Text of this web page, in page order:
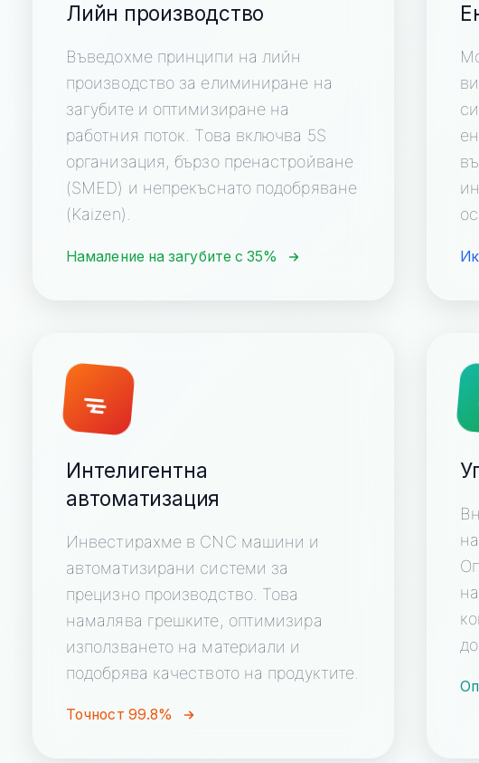
Лийн производство
Въведохме принципи на лийн
производство за елиминиране на
загубите и оптимизиране на
работния поток. Това включва 5S
организация, бързо пренастройване
(SMED) и непрекъснато подобряване
(Kaizen).
Намаление на загубите с 35%
Интелигентна
автоматизация
Инвестирахме в CNC машини и
автоматизирани системи за
прецизно производство. Това
намалява грешките, оптимизира
използването на материали и
подобрява качеството на продуктите.
Точност 99.8%